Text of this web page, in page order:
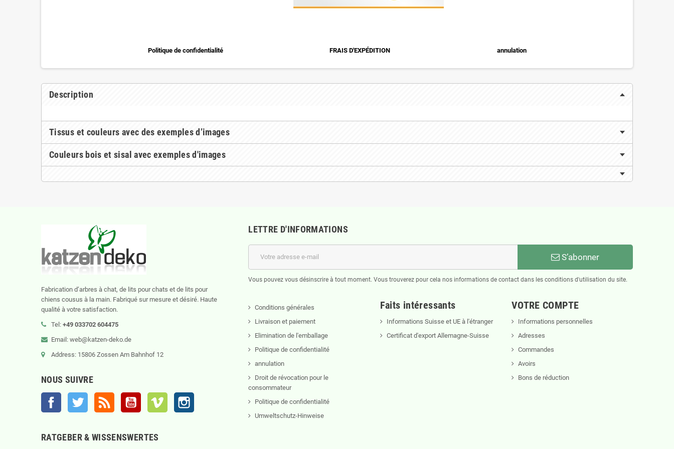
Politique de confidentialité FRAIS D'EXPÉDITION annulation
Description
Tissus et couleurs avec des exemples d’images
Couleurs bois et sisal avec exemples d'images
Fabrication d’arbres à chat, de lits pour chats et de lits pour
chiens cousus à la main. Fabriqué sur mesure et désiré. Haute
qualité à votre satisfaction.
Tel: +49 033702 604475
Email: web@katzen-deko.de
Address: 15806 Zossen Am Bahnhof 12
NOUS SUIVRE
Facebook Twitter YouTube Vimeo
LETTRE D'INFORMATIONS
S’abonner
Vous pouvez vous désinscrire à tout moment. Vous trouverez pour cela nos informations de contact dans les conditions d'utilisation du site.
Conditions générales
Livraison et paiement
Elimination de l'emballage
Politique de confidentialité
annulation
Droit de révocation pour le
consommateur
Politique de confidentialité
Umweltschutz-Hinweise
Faits intéressants
Informations Suisse et UE à l'étranger
Certificat d'export Allemagne-Suisse
VOTRE COMPTE
Informations personnelles
Adresses
Commandes
Avoirs
Bons de réduction
RATGEBER & WISSENSWERTES